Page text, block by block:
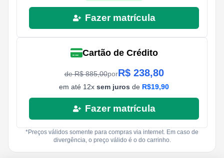
Fazer matrícula
Cartão de Crédito
de R$885,00porR$ 238,80
em até 12x sem juros de R$19,90
Fazer matrícula
*Preços válidos somente para compras via internet. Em caso de
divergência, o preço válido é o do carrinho.